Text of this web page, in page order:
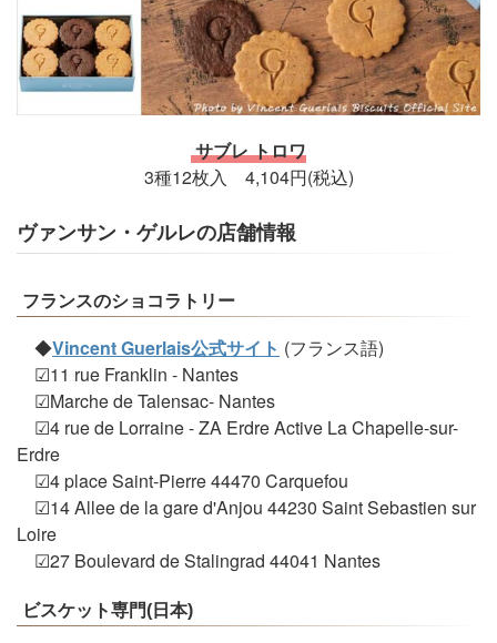
サブレ トロワ
3種12枚入 4,104円(税込)
ヴァンサン・ゲルレの店舗情報
フランスのショコラトリー
◆Vincent Guerlais公式サイト (フランス語)
☑11 rue Franklin - Nantes
☑Marche de Talensac- Nantes
☑4 rue de Lorraine - ZA Erdre Active La Chapelle-sur-
Erdre
☑4 place Saint-Pierre 44470 Carquefou
☑14 Allee de la gare d'Anjou 44230 Saint Sebastien sur
Loire
☑27 Boulevard de Stalingrad 44041 Nantes
ビスケット専門(日本)